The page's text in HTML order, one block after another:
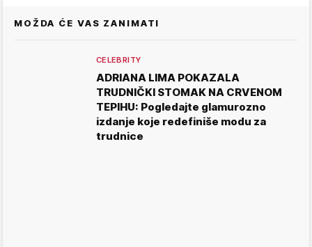
MOŽDA ĆE VAS ZANIMATI
CELEBRITY
ADRIANA LIMA POKAZALA
TRUDNIČKI STOMAK NA CRVENOM
TEPIHU: Pogledajte glamurozno
izdanje koje redefiniše modu za
trudnice